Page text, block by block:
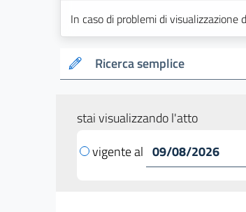
In caso di problemi di visualizzazione
Ricerca semplice
stai visualizzando l'atto
vigente al